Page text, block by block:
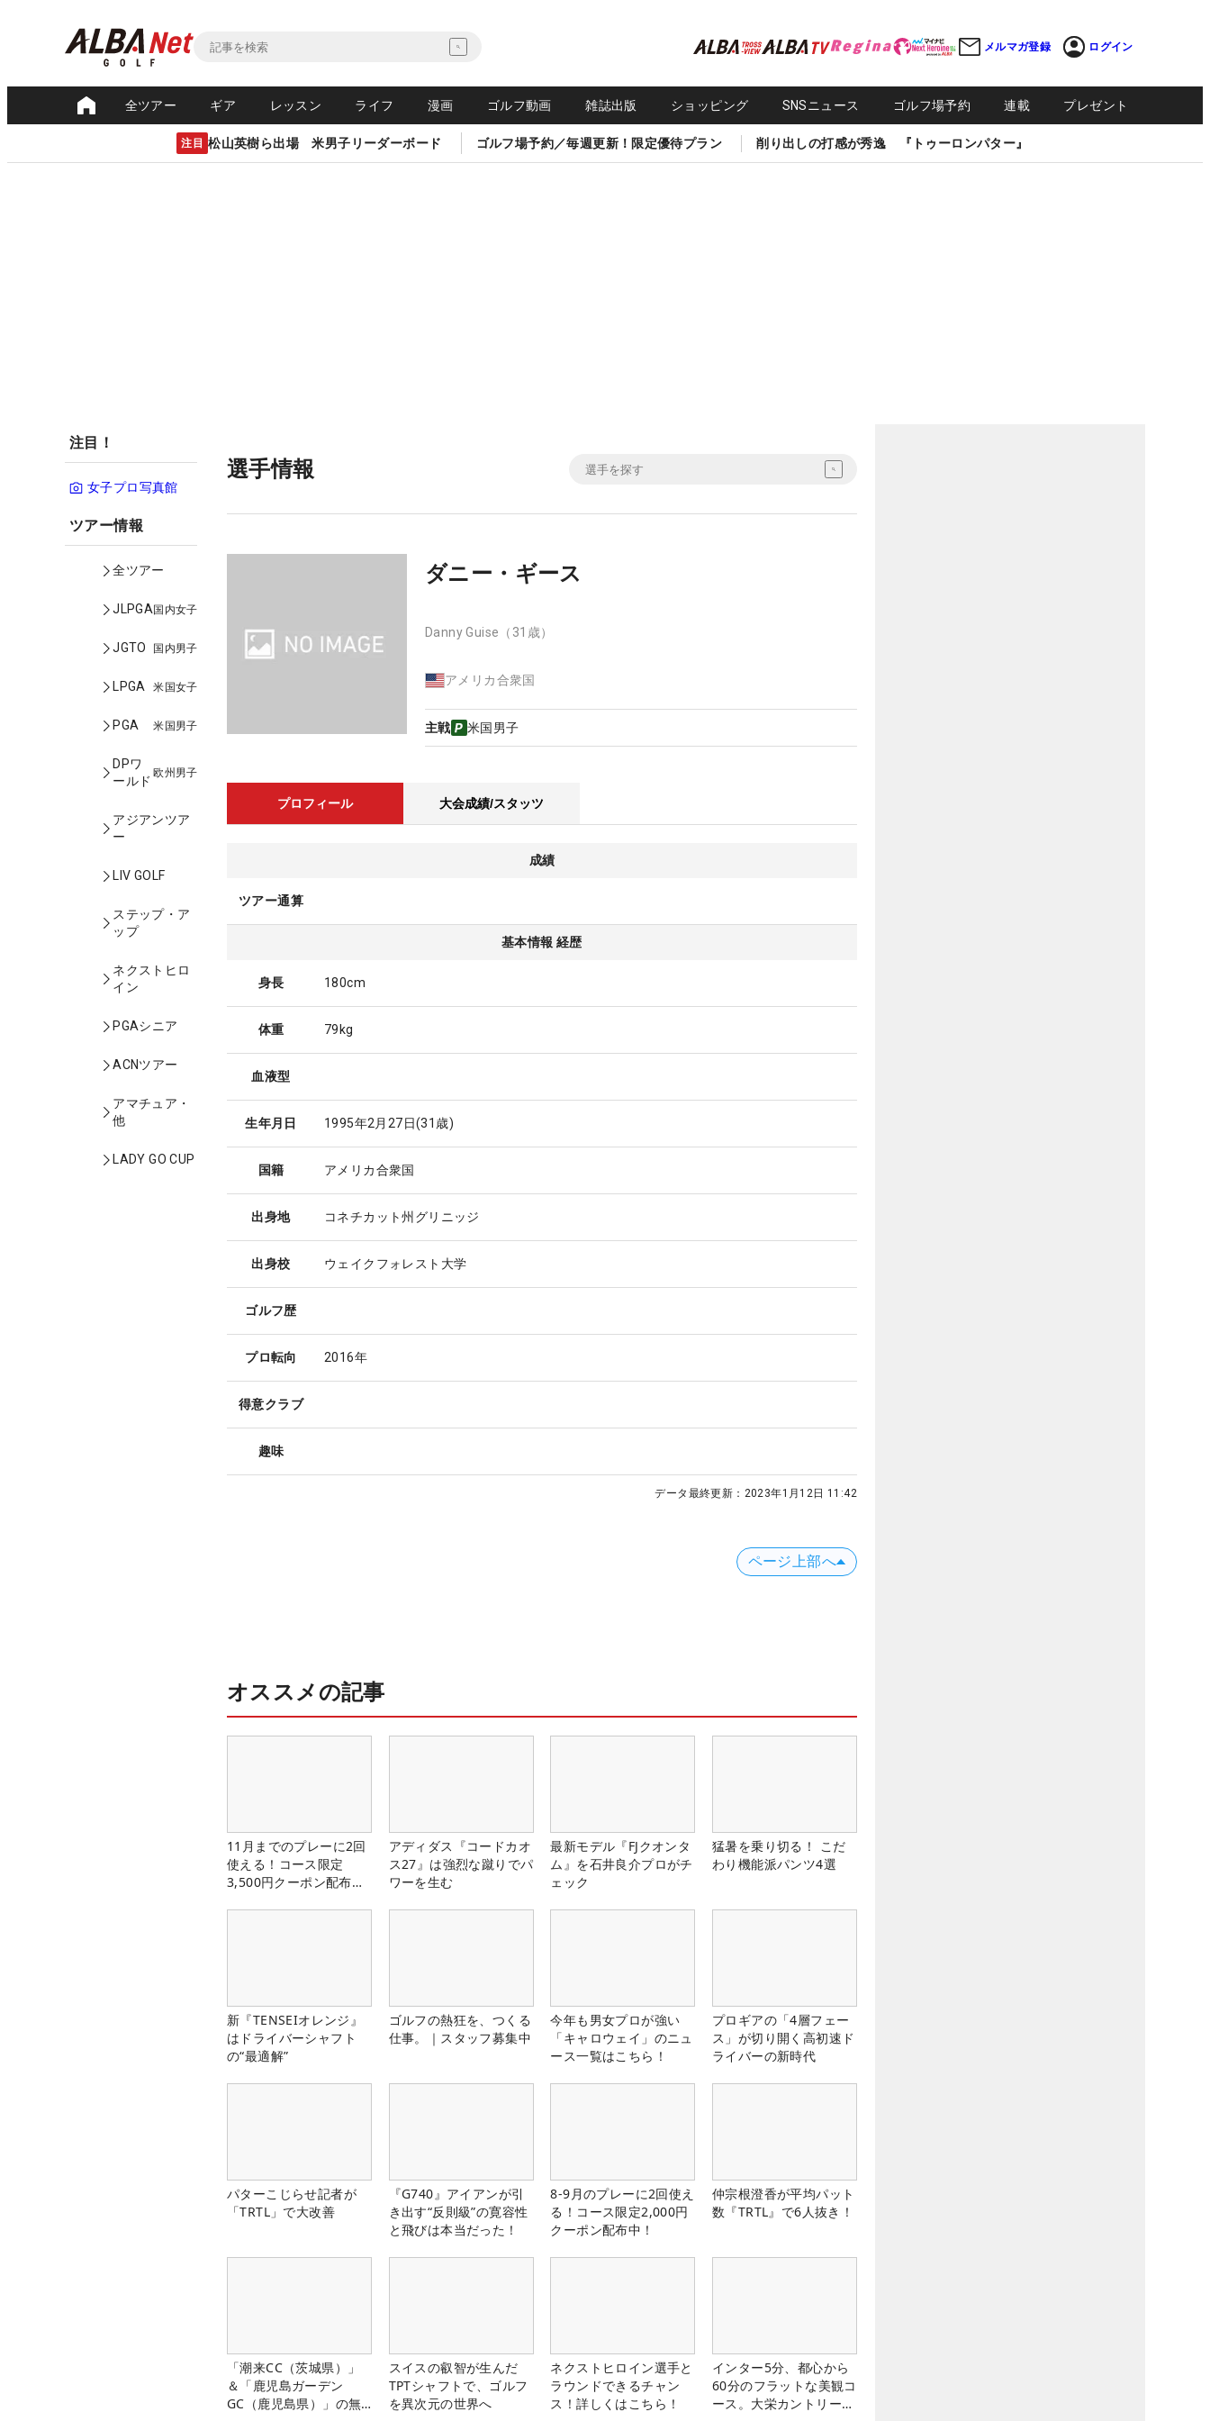
メルマガ登録 ログイン
全ツアー ギア レッスン ライフ 漫画 ゴルフ動画 雑誌出版 ショッピング SNSニュース ゴルフ場予約 連載 プレゼント
注目 松山英樹ら出場 米男子リーダーボード ゴルフ場予約／毎週更新！限定優待プラン 削り出しの打感が秀逸 『トゥーロンパター』
注目！
女子プロ写真館
ツアー情報
全ツアー
JLPGA国内女子
JGTO 国内男子
LPGA 米国女子
PGA 米国男子
DPワ
ールド
欧州男子
アジアンツア
ー
LIV GOLF
ステップ・ア
ップ
ネクストヒロ
イン
PGAシニア
ACNツアー
アマチュア・
他
LADY GO CUP
選手情報
ダニー・ギース
Danny Guise （31歳）
アメリカ合衆国
主戦 米国男子
プロフィール 大会成績/スタッツ
成績
ツアー通算
基本情報 経歴
身長 180cm
体重 79kg
血液型
生年月日 1995年2月27日(31歳)
国籍 アメリカ合衆国
出身地 コネチカット州グリニッジ
出身校 ウェイクフォレスト大学
ゴルフ歴
プロ転向 2016年
得意クラブ
趣味
データ最終更新： 2023年1月12日 11:42
ページ上部へ
オススメの記事
11月までのプレーに2回
使える！コース限定
3,500円クーポン配布
アディダス『コードカオ
ス27』は強烈な蹴りでパ
ワーを生む
最新モデル『FJクオンタ
ム』を石井良介プロがチ
ェック
猛暑を乗り切る！ こだ
わり機能派パンツ4選
新『TENSEIオレンジ』
はドライバーシャフト
の“最適解”
ゴルフの熱狂を、つくる
仕事。｜スタッフ募集中
今年も男女プロが強い
「キャロウェイ」のニュ
ース一覧はこちら！
プロギアの「4層フェー
ス」が切り開く高初速ド
ライバーの新時代
パターこじらせ記者が
「TRTL」で大改善
『G740』アイアンが引
き出す“反則級”の寛容性
と飛びは本当だった！
8-9月のプレーに2回使え
る！コース限定2,000円
クーポン配布中！
仲宗根澄香が平均パット
数『TRTL』で6人抜き！
「潮来CC（茨城県）」
＆「鹿児島ガーデン
GC（鹿児島県）」の無
スイスの叡智が生んだ
TPTシャフトで、ゴルフ
を異次元の世界へ
ネクストヒロイン選手と
ラウンドできるチャン
ス！詳しくはこちら！
インター5分、都心から
60分のフラットな美観コ
ース。大栄カントリー俱